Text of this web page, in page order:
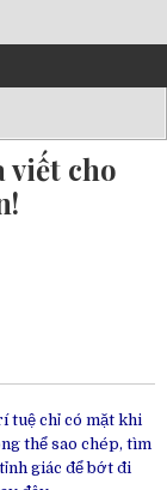
viết cho
tuệ chỉ có mặt khi
thể sao chép, tìm
giác để bớt đi